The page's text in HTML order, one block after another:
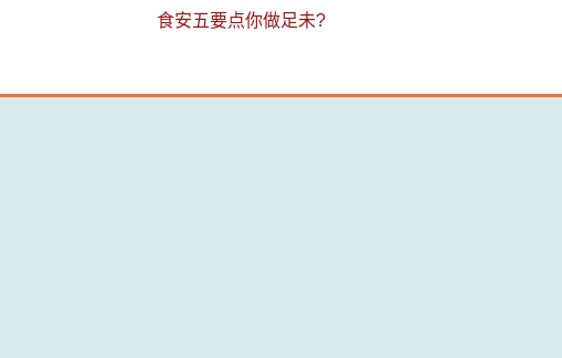
食安五要点你做足未?